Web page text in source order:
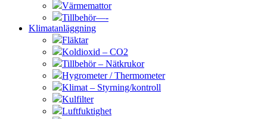
Värmemattor
Tillbehör—-
Klimatanläggning
Fläktar
Koldioxid – CO2
Tillbehör – Nätkrukor
Hygrometer / Thermometer
Klimat – Styrning/kontroll
Kulfilter
Luftfuktighet